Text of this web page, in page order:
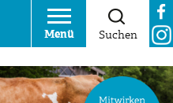
Menü Suchen